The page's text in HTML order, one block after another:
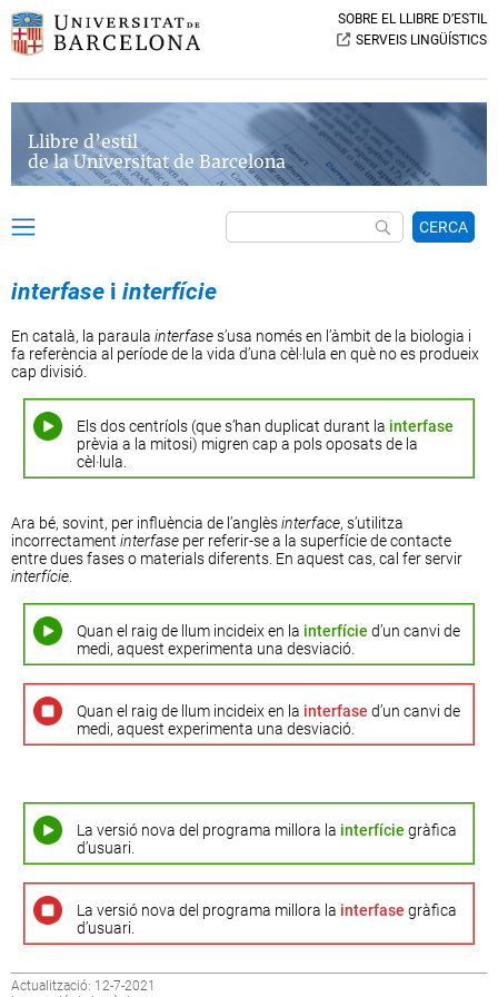
SOBRE EL LLIBRE D’ESTIL
SERVEIS LINGÜÍSTICS
Llibre d’estil
de la Universitat de Barcelona
CERCA
interfase i interfície
En català, la paraula interfases’usa només en l’àmbit de la biologia i
fa referència al període de la vida d’una cèl·lula en què no es produeix
cap divisió.
Els dos centríols (que s’han duplicat durant la interfase
prèvia a la mitosi) migren cap a pols oposats de la
cèl·lula.
Ara bé, sovint, per influència de l’anglèsinterface, s’utilitza
incorrectament interfase per referir-se a la superfície de contacte
entre dues fases o materials diferents. En aquest cas, cal fer servir
interfície.
Quan el raig de llum incideix en la interfície d’un canvi de
medi, aquest experimenta una desviació.
Quan el raig de llum incideix en la interfase d’un canvi de
medi, aquest experimenta una desviació.
La versió nova del programa millora la interfície gràfica
d’usuari.
La versió nova del programa millora la interfase gràfica
d’usuari.
Actualització: 12-7-2021